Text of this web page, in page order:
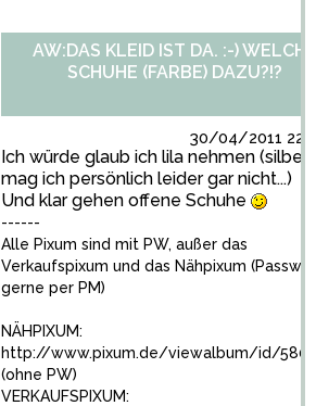
AW:DAS KLEID IST DA. :-) WELCHE
SCHUHE (FARBE) DAZU?!?
30/04/2011
Ich würde glaub ich lila nehmen (silber
mag ich persönlich leider gar nicht...)
Und klar gehen offene Schuhe
------
Alle Pixum sind mit PW, außer das
Verkaufspixum und das Nähpixum
gerne per PM)
NÄHPIXUM:
http://www.pixum.de/viewalbum/id/
(ohne PW)
VERKAUFSPIXUM: